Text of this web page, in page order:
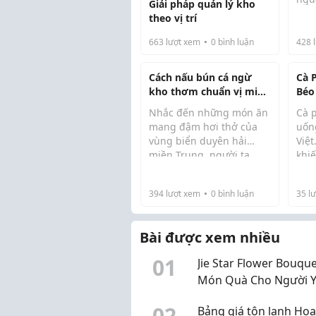
Giải pháp quản lý kho
theo vị trí
663 lượt xem 0 bình luận
rồi
428
Cách nấu bún cá ngừ
kho thơm chuẩn vị miền
Trung
Nhắc đến những món ăn
mang đậm hơi thở của
vùng biển duyên hải
miền Trung, người ta
nồng nhưng lại rất thanh
thanh của cá ngừ. Khác
với các loại bún cá miền
B...
394 lượt xem 0 bình luận
Cà
Cà
tìm
sắc
35
Bài được xem nhiều
01
Jie Star Flower
Món Quà Cho Người
Bảng giá tôn lạnh